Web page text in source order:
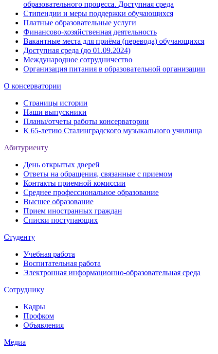
образовательного процесса. Доступная среда
Стипендии и меры поддержки обучающихся
Платные образовательные услуги
Финансово-хозяйственная деятельность
Вакантные места для приёма (перевода) обучающихся
Доступная среда (до 01.09.2024)
Международное сотрудничество
Организация питания в образовательной организации
О консерватории
Страницы истории
Наши выпускники
Планы/отчеты работы консерватории
К 65-летию Сталинградского музыкального училища
Абитуриенту
День открытых дверей
Ответы на обращения, связанные с приемом
Контакты приемной комиссии
Среднее профессиональное образование
Высшее образование
Прием иностранных граждан
Списки поступающих
Студенту
Учебная работа
Воспитательная работа
Электронная информационно-образовательная среда
Сотруднику
Кадры
Профком
Объявления
Медиа